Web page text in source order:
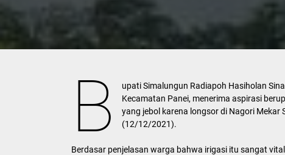
B
upati Simalungun Radiapoh Hasiholan
Kecamatan Panei, menerima aspirasi
yang jebol karena longsor di Nagori Mekar
(12/12/2021).
Berdasar penjelasan warga bahwa irigasi itu sangat